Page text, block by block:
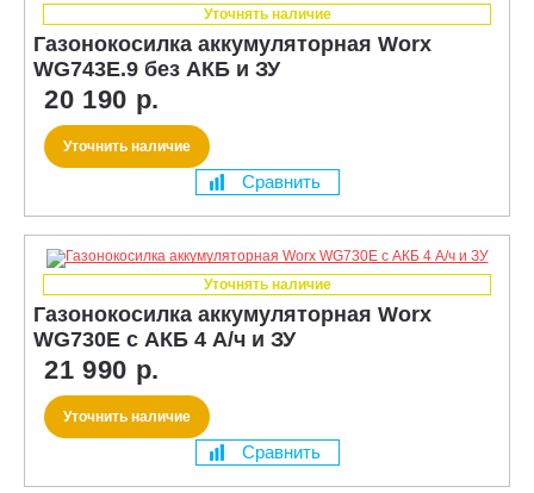
Уточнять наличие
Газонокосилка аккумуляторная Worx
WG743E.9 без АКБ и ЗУ
20 190 р.
Уточнить наличие
Сравнить
Уточнять наличие
Газонокосилка аккумуляторная Worx
WG730E с АКБ 4 А/ч и ЗУ
21 990 р.
Уточнить наличие
Сравнить